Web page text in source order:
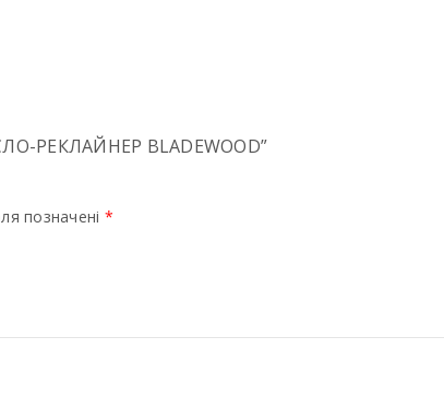
РЕКЛАЙНЕР BLADEWOOD”
позначені *